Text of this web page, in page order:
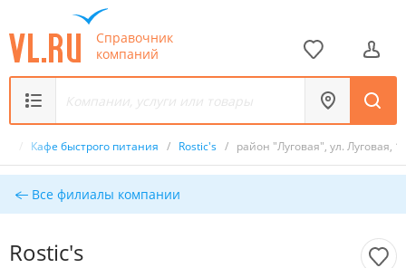
Справочник
компаний
Кафе быстрого питания / Rostic's / район "Луговая", ул. Луговая,
Все филиалы компании
Rostic's